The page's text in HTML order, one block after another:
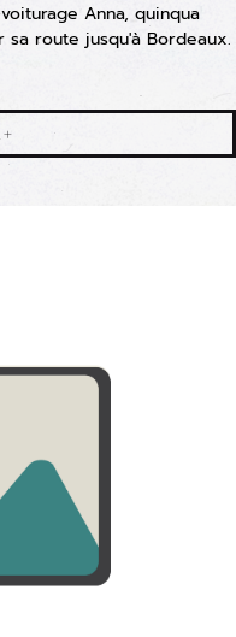
Anna, quinqua
route jusqu'à Bordeaux.
+